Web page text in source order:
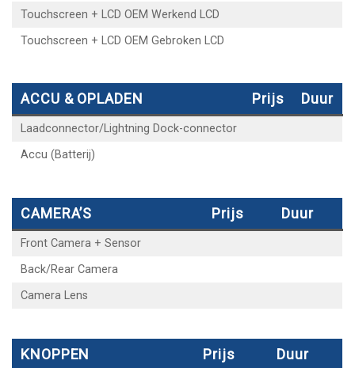
Touchscreen + LCD OEM Werkend LCD
Touchscreen + LCD OEM Gebroken LCD
ACCU & OPLADEN Prijs Duur
Laadconnector/Lightning Dock-connector
Accu (Batterij)
CAMERA’S Prijs Duur
Front Camera + Sensor
Back/Rear Camera
Camera Lens
KNOPPEN Prijs Duur